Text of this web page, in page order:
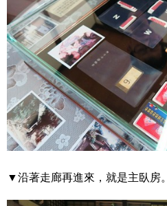
▼沿著走廊再進來，就是主臥房。